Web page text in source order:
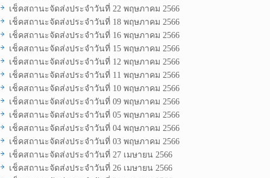
เช็คสถานะจัดส่งประจำวันที่ 22 พฤษภาคม 2566
เช็คสถานะจัดส่งประจำวันที่ 18 พฤษภาคม 2566
เช็คสถานะจัดส่งประจำวันที่ 16 พฤษภาคม 2566
เช็คสถานะจัดส่งประจำวันที่ 15 พฤษภาคม 2566
เช็คสถานะจัดส่งประจำวันที่ 12 พฤษภาคม 2566
เช็คสถานะจัดส่งประจำวันที่ 11 พฤษภาคม 2566
เช็คสถานะจัดส่งประจำวันที่ 10 พฤษภาคม 2566
เช็คสถานะจัดส่งประจำวันที่ 09 พฤษภาคม 2566
เช็คสถานะจัดส่งประจำวันที่ 05 พฤษภาคม 2566
เช็คสถานะจัดส่งประจำวันที่ 04 พฤษภาคม 2566
เช็คสถานะจัดส่งประจำวันที่ 03 พฤษภาคม 2566
เช็คสถานะจัดส่งประจำวันที่ 27 เมษายน 2566
เช็คสถานะจัดส่งประจำวันที่ 26 เมษายน 2566